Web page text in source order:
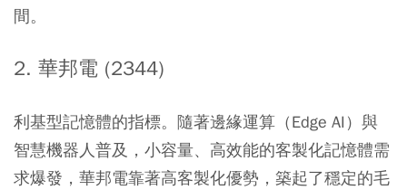
間。
2. 華邦電 (2344)
利基型記憶體的指標。隨著邊緣運算（Edge AI）與
智慧機器人普及，小容量、高效能的客製化記憶體需
求爆發，華邦電靠著高客製化優勢，築起了穩定的毛